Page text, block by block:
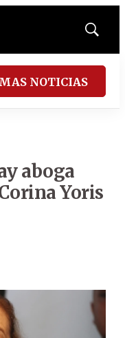
Mostrar
NOTICIAS
aboga
Yoris